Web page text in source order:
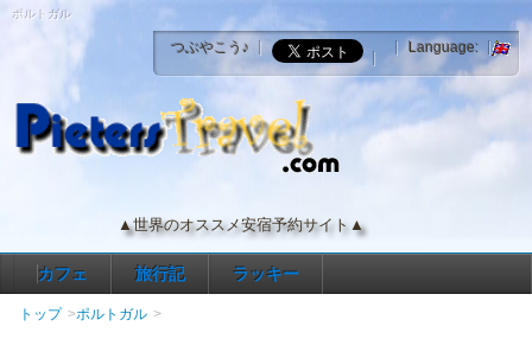
ポルトガル
つぶやこう♪ Language:
▲世界のオススメ安宿予約サイト▲
カフェ 旅行記 ラッキー
トップ ポルトガル